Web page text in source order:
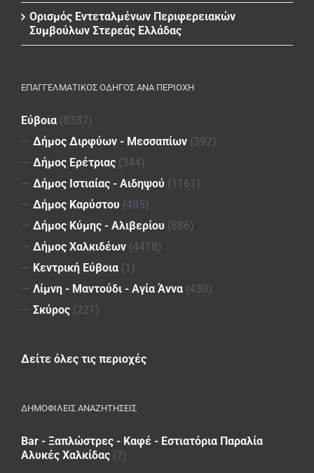
Ορισμός Εντεταλμένων Περιφερειακών
Συμβούλων Στερεάς Ελλάδας
ΕΠΑΓΓΕΛΜΑΤΙΚΌΣ ΟΔΗΓΌΣ ΑΝΆ ΠΕΡΙΟΧΉ
Εύβοια (8337)
— Δήμος Διρφύων - Μεσσαπίων (392)
— Δήμος Ερέτριας (344)
— Δήμος Ιστιαίας - Αιδηψού (1161)
— Δήμος Καρύστου (485)
— Δήμος Κύμης - Αλιβερίου (886)
— Δήμος Χαλκιδέων (4418)
— Κεντρική Εύβοια (1)
— Λίμνη - Μαντούδι - Αγία Άννα (430)
— Σκύρος (221)
Δείτε όλες τις περιοχές
ΔΗΜΟΦΙΛΕΙΣ ΑΝΑΖΗΤΗΣΕΙΣ
Bar - Ξαπλώστρες - Καφέ - Εστιατόρια Παραλία
Αλυκές Χαλκίδας (7)